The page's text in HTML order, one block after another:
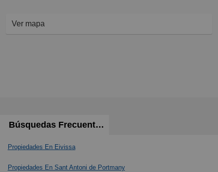
Ver mapa
Búsquedas Frecuentes
Propiedades En Eivissa
Propiedades En Sant Antoni de Portmany